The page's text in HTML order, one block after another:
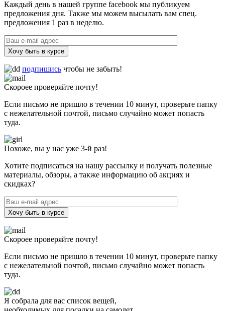
Каждый день в нашей группе facebook мы публикуем
предложения дня. Также мы можем высылать вам спец.
предложения 1 раз в неделю.
Хочу быть в курсе
подпишись чтобы не забыть!
Скороее проверяйте почту!
Если письмо не пришло в течении 10 минут, проверьте папку
с нежелательной почтой, письмо случайно может попасть
туда.
Похоже, вы у нас уже 3-й раз!
Хотите подписаться на нашу рассылку и получать полезные
материалы, обзоры, а также информацию об акциях и
скидках?
Хочу быть в курсе
Скороее проверяйте почту!
Если письмо не пришло в течении 10 минут, проверьте папку
с нежелательной почтой, письмо случайно может попасть
туда.
Я собрала для вас список вещей,